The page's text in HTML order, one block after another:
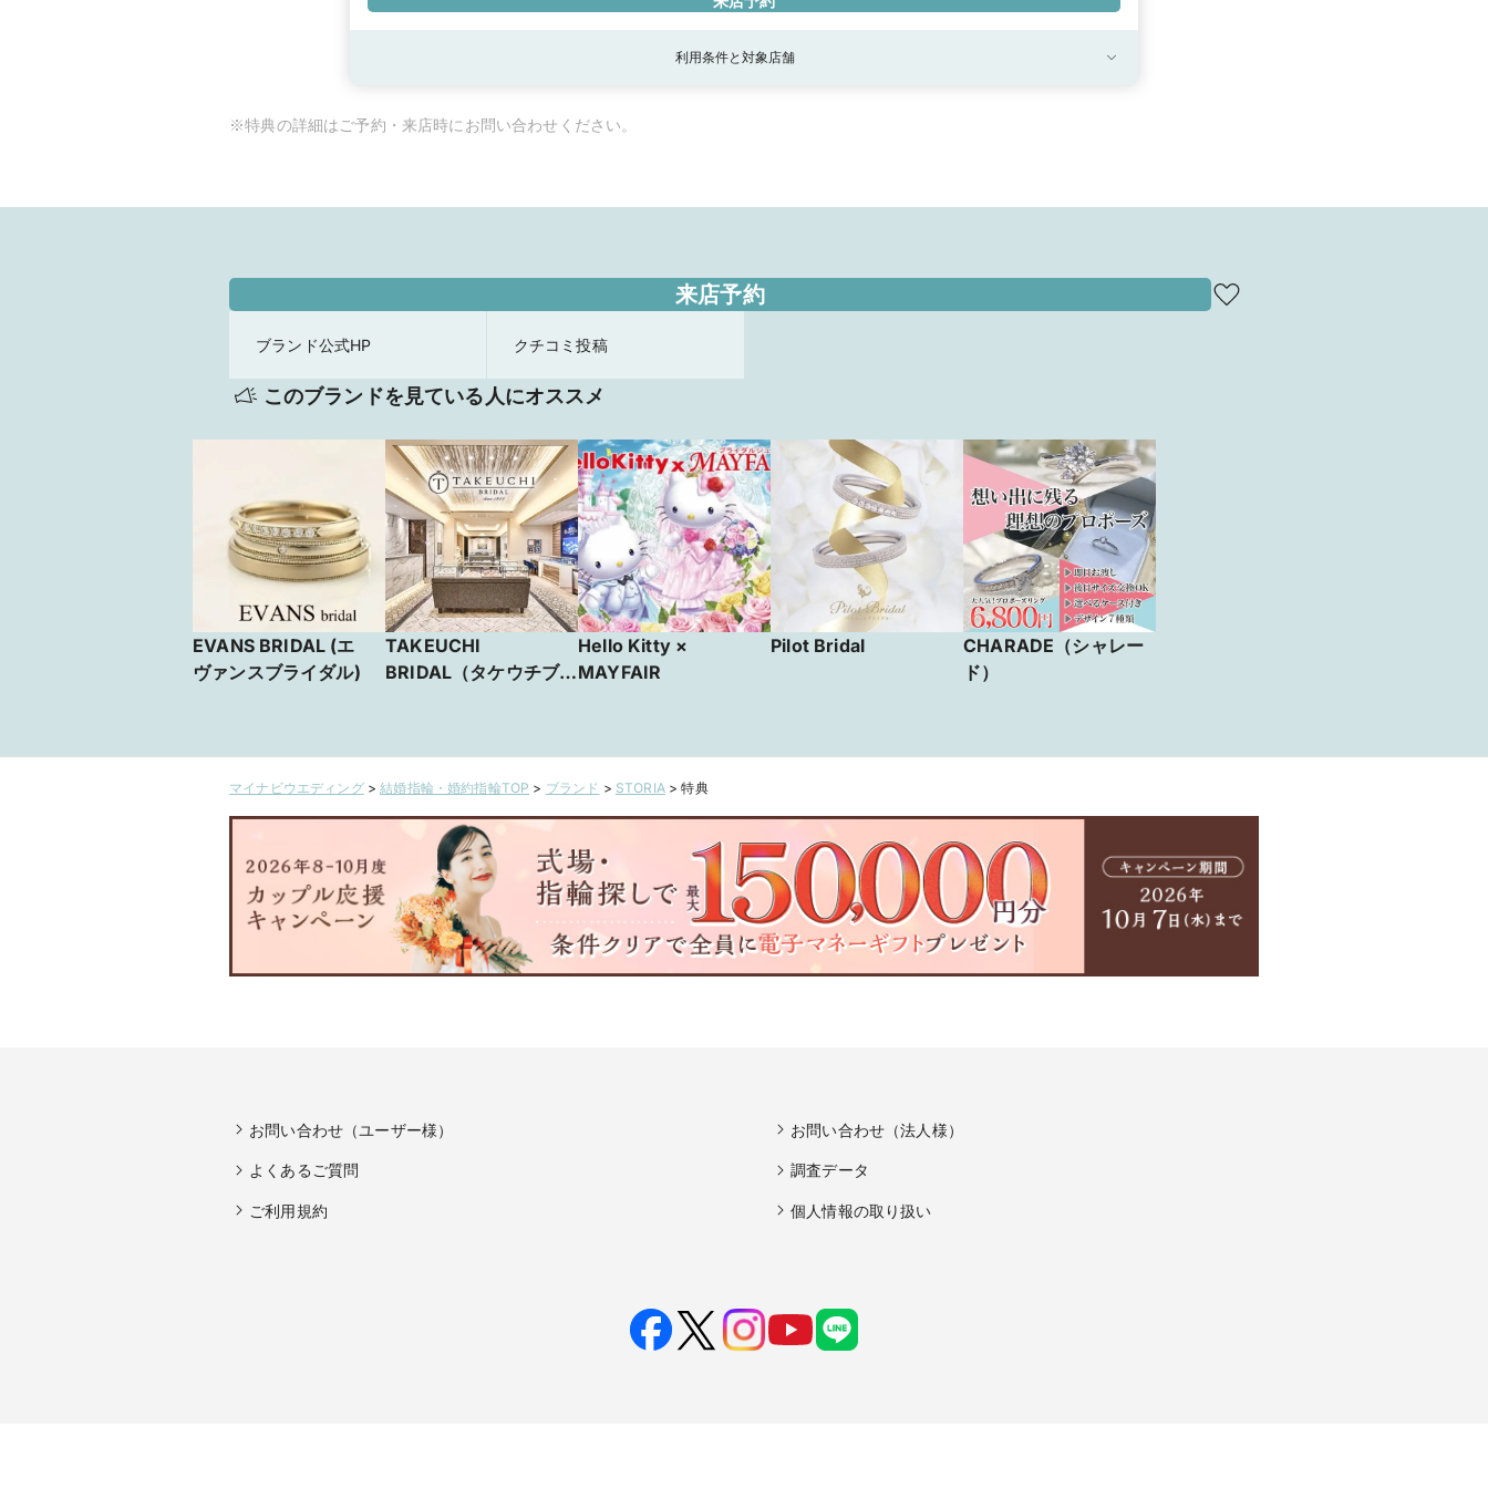
利用条件と対象店舗
※特典の詳細はご予約・来店時にお問い合わせください。
来店予約
ブランド公式HP クチコミ投稿
このブランドを見ている人にオススメ
EVANS BRIDAL (エ
ヴァンスブライダル)
TAKEUCHI
BRIDAL（タケウチブラ
Hello Kitty ×
MAYFAIR
Pilot Bridal
CHARADE（シャレー
ド）
マイナビウエディング>結婚指輪・婚約指輪TOP > ブランド > STORIA>特典
お問い合わせ（ユーザー様） お問い合わせ（法人様）
よくあるご質問 調査データ
ご利用規約 個人情報の取り扱い